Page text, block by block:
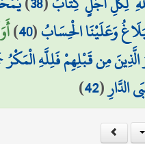
وَعَلَيْنَا الْحِسَابُ(
40
)
مِن قَبْلِهِمْ فَلِلَّهِ
الدَّارِ(
42
)